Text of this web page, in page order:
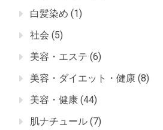
白髪染め (1)
社会 (5)
美容・エステ (6)
美容・ダイエット・健康 (8)
美容・健康 (44)
肌ナチュール (7)